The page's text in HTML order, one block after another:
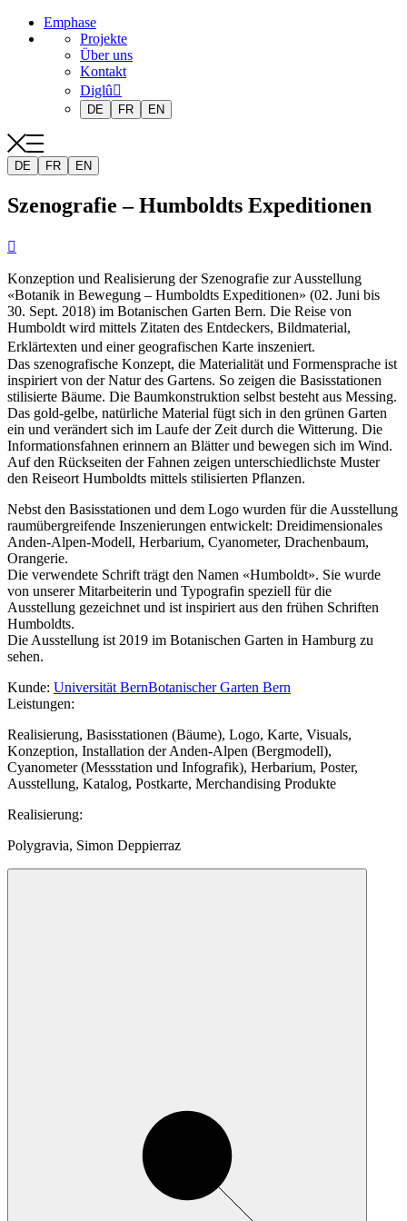
Emphase
Projekte
Über uns
Kontakt
Diglû
DE FR EN
DE FR EN
Szenografie – Humboldts Expeditionen

Konzeption und Realisierung der Szenografie zur Ausstellung
«Botanik in Bewegung – Humboldts Expeditionen» (02. Juni bis
30. Sept. 2018) im Botanischen Garten Bern. Die Reise von
Humboldt wird mittels Zitaten des Entdeckers, Bildmaterial,
Erklärtexten und einer geografischen Karte inszeniert.
Das szenografische Konzept, die Materialität und Formensprache ist
inspiriert von der Natur des Gartens. So zeigen die Basisstationen
stilisierte Bäume. Die Baumkonstruktion selbst besteht aus Messing.
Das gold-gelbe, natürliche Material fügt sich in den grünen Garten
ein und verändert sich im Laufe der Zeit durch die Witterung. Die
Informationsfahnen erinnern an Blätter und bewegen sich im Wind.
Auf den Rückseiten der Fahnen zeigen unterschiedlichste Muster
den Reiseort Humboldts mittels stilisierten Pflanzen.
Nebst den Basisstationen und dem Logo wurden für die Ausstellung
raumübergreifende Inszenierungen entwickelt: Dreidimensionales
Anden-Alpen-Modell, Herbarium, Cyanometer, Drachenbaum,
Orangerie.
Die verwendete Schrift trägt den Namen «Humboldt». Sie wurde
von unserer Mitarbeiterin und Typografin speziell für die
Ausstellung gezeichnet und ist inspiriert aus den frühen Schriften
Humboldts.
Die Ausstellung ist 2019 im Botanischen Garten in Hamburg zu
sehen.
Kunde: Universität BernBotanischer Garten Bern
Leistungen:
Realisierung, Basisstationen (Bäume), Logo, Karte, Visuals,
Konzeption, Installation der Anden-Alpen (Bergmodell),
Cyanometer (Messstation und Infografik), Herbarium, Poster,
Ausstellung, Katalog, Postkarte, Merchandising Produkte
Realisierung:
Polygravia, Simon Deppierraz